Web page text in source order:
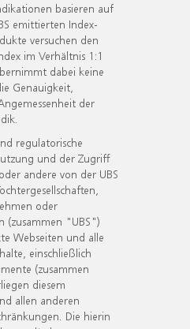
basieren auf
emittierten Index-
versuchen den
im Verhältnis 1:1
dabei keine
Genauigkeit,
der
regulatorische
und der Zugriff
andere von der UBS
oder
(zusammen "UBS")
Webseiten und alle
einschließlich
(zusammen
diesem
allen anderen
Die hierin